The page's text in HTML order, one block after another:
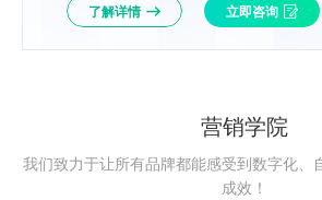
了解详情 立即咨询
营销学院
我们致力于让所有品牌都能感受到数字化、
成效！